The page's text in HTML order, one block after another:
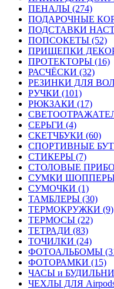
ПЕНАЛЫ (274)
ПОДАРОЧНЫЕ
ПОДСТАВКИ
ПОПСОКЕТЫ (52)
ПРИЩЕПКИ
ПРОТЕКТОРЫ (16)
РАСЧЁСКИ (32)
РЕЗИНКИ ДЛЯ
РУЧКИ (101)
РЮКЗАКИ (17)
СЕРЬГИ (4)
СКЕТЧБУКИ (60)
СПОРТИВНЫЕ
СТИКЕРЫ (7)
СТОЛОВЫЕ
СУМКИ ШОППЕРЫ
СУМОЧКИ (1)
ТАМБЛЕРЫ (30)
ТЕРМОКРУЖКИ (9)
ТЕРМОСЫ (22)
ТЕТРАДИ (83)
ТОЧИЛКИ (24)
ФОТОАЛЬБОМЫ
ФОТОРАМКИ (15)
ЧАСЫ и
ЧЕХЛЫ ДЛЯ